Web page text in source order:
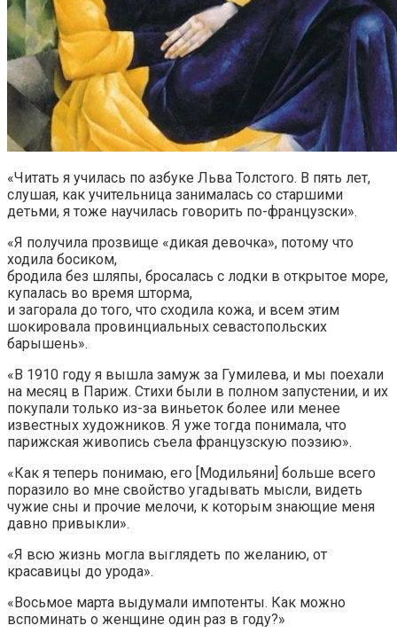
«Читать я училась по азбуке Льва Толстого. В пять лет,
слушая, как учительница занималась со старшими
детьми, я тоже научилась говорить по-французски».
«Я получила прозвище «дикая девочка», потому что
ходила босиком,
бродила без шляпы, бросалась с лодки в открытое море,
купалась во время шторма,
и загорала до того, что сходила кожа, и всем этим
шокировала провинциальных севастопольских
барышень».
«В 1910 году я вышла замуж за Гумилева, и мы поехали
на месяц в Париж. Стихи были в полном запустении, и их
покупали только из-за виньеток более или менее
известных художников. Я уже тогда понимала, что
парижская живопись съела французскую поэзию».
«Как я теперь понимаю, его [Модильяни] больше всего
поразило во мне свойство угадывать мысли, видеть
чужие сны и прочие мелочи, к которым знающие меня
давно привыкли».
«Я всю жизнь могла выглядеть по желанию, от
красавицы до урода».
«Восьмое марта выдумали импотенты. Как можно
вспоминать о женщине один раз в году?»